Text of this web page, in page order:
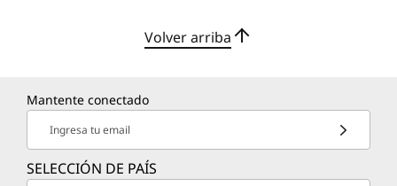
Volver arriba
Mantente conectado
Ingresa tu email
SELECCIÓN DE PAÍS